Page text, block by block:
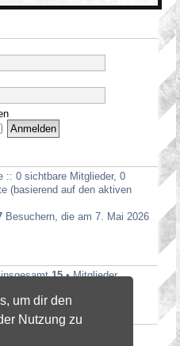
um dir den
Nutzung zu
:: 0 sichtbare Mitglieder, 0
(basierend auf den aktiven
Besuchern, die am 7. Mai 2026
15• Mitglieder
20